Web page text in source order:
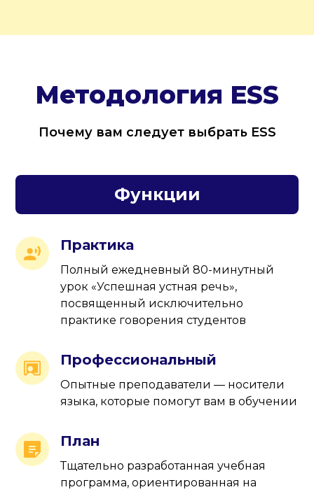
Методология ESS
Почему вам следует выбрать ESS
Функции
Практика
Полный ежедневный 80-минутный
урок «Успешная устная речь»,
посвященный исключительно
практике говорения студентов
Профессиональный
Опытные преподаватели — носители
языка, которые помогут вам в обучении
План
Тщательно разработанная учебная
программа, ориентированная на